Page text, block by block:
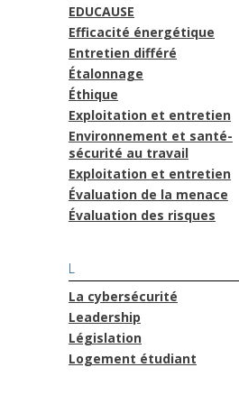
EDUCAUSE
Efficacité énergétique
Entretien différé
Étalonnage
Éthique
Exploitation et entretien
Environnement et santé-
sécurité au travail
Exploitation et entretien
Évaluation de la menace
Évaluation des risques
L
La cybersécurité
Leadership
Législation
Logement étudiant